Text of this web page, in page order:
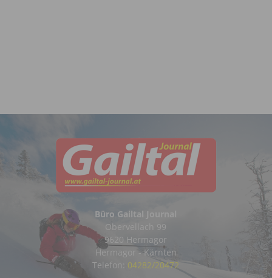
Büro Gailtal Journal
Obervellach 99
9620 Hermagor
Hermagor - Kärnten
Telefon: 04282/20472